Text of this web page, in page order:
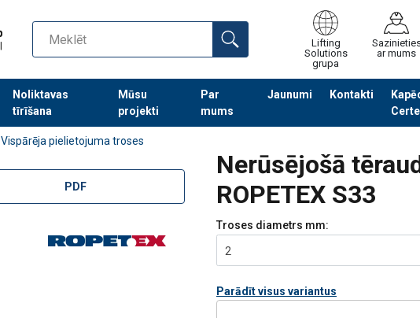
Lifting
Solutions
grupa
ar mums
Noliktavas
tīrīšana
Mūsu
projekti
Par
mums
Jaunumi Kontakti
Turpināt meklēt preces Noformēt
Vispārēja pielietojuma troses
Nerūsējošā
ROPETEX S33
PDF
Troses diametrs mm:
2
Parādīt visus variantus